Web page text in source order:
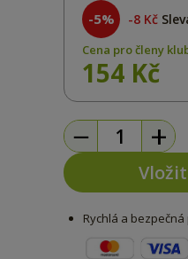
-5% 8 Kč
Cena pro členy
154 Kč
− +
Rychlá a